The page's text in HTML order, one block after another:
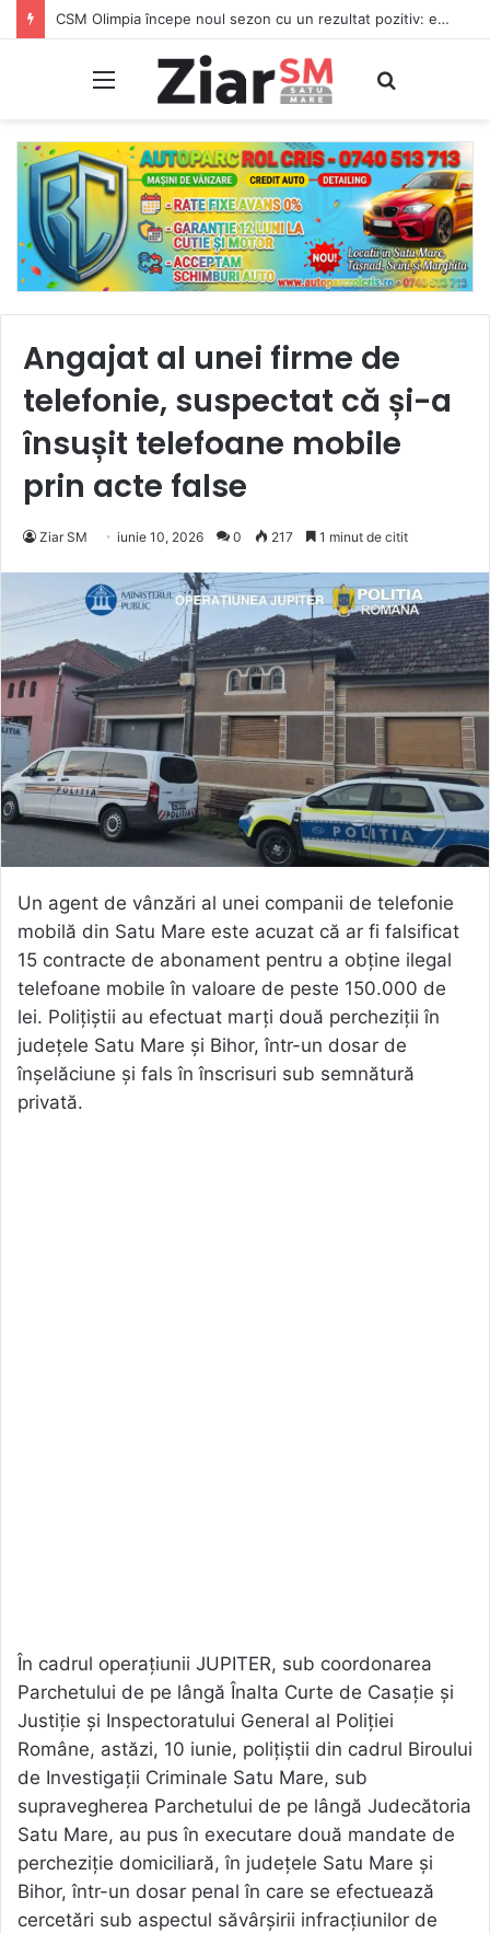
CSM Olimpia începe noul sezon cu un rezultat pozitiv: egal în deplasare cu CSC Dumbrăvița
Meniu
Angajat al unei firme de
telefonie, suspectat că și-a
însușit telefoane mobile
prin acte false
Ziar SM iunie 10, 2026 0 217 1 minut de citit
Un agent de vânzări al unei companii de telefonie
mobilă din Satu Mare este acuzat că ar fi falsificat
15 contracte de abonament pentru a obține ilegal
telefoane mobile în valoare de peste 150.000 de
lei. Polițiștii au efectuat marți două percheziții în
județele Satu Mare și Bihor, într-un dosar de
înșelăciune și fals în înscrisuri sub semnătură
privată.
În cadrul operațiunii JUPITER, sub coordonarea
Parchetului de pe lângă Înalta Curte de Casație și
Justiție și Inspectoratului General al Poliției
Române, astăzi, 10 iunie, polițiștii din cadrul Biroului
de Investigații Criminale Satu Mare, sub
supravegherea Parchetului de pe lângă Judecătoria
Satu Mare, au pus în executare două mandate de
percheziție domiciliară, în județele Satu Mare și
Bihor, într-un dosar penal în care se efectuează
cercetări sub aspectul săvârșirii infracțiunilor de